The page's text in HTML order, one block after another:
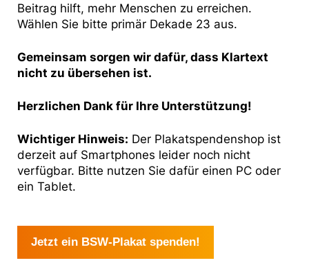
Beitrag hilft, mehr Menschen zu erreichen.
Wählen Sie bitte primär Dekade 23 aus.
Gemeinsam sorgen wir dafür, dass Klartext
nicht zu übersehen ist.
Herzlichen Dank für Ihre Unterstützung!
Wichtiger Hinweis: Der Plakatspendenshop ist
derzeit auf Smartphones leider noch nicht
verfügbar. Bitte nutzen Sie dafür einen PC oder
ein Tablet.
Jetzt ein BSW-Plakat spenden!